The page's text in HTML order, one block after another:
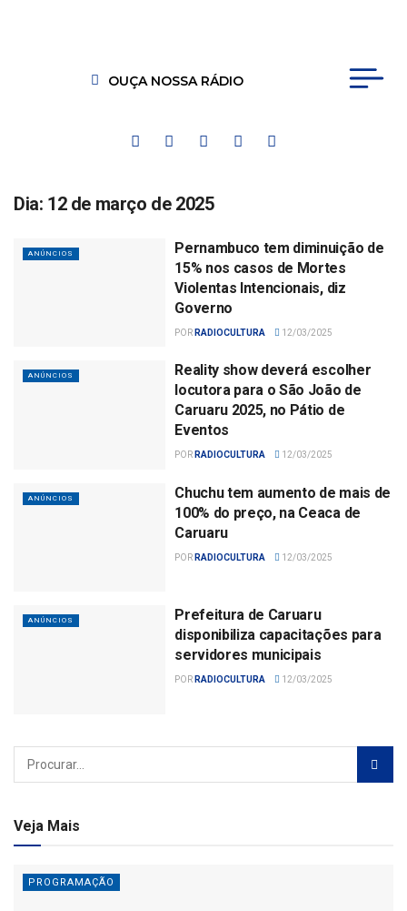
OUÇA NOSSA RÁDIO
Dia: 12 de março de 2025
ANÚNCIOS
Pernambuco tem diminuição de
15% nos casos de Mortes
Violentas Intencionais, diz
Governo
POR RADIOCULTURA 12/03/2025
ANÚNCIOS
Reality show deverá escolher
locutora para o São João de
Caruaru 2025, no Pátio de
Eventos
POR RADIOCULTURA 12/03/2025
ANÚNCIOS
Chuchu tem aumento de mais de
100% do preço, na Ceaca de
Caruaru
POR RADIOCULTURA 12/03/2025
ANÚNCIOS
Prefeitura de Caruaru
disponibiliza capacitações para
servidores municipais
POR RADIOCULTURA 12/03/2025
Veja Mais
PROGRAMAÇÃO